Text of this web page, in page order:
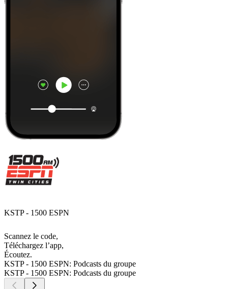
KSTP - 1500 ESPN
Scannez le code,
Téléchargez l’app,
Écoutez.
KSTP - 1500 ESPN: Podcasts du groupe
KSTP - 1500 ESPN: Podcasts du groupe